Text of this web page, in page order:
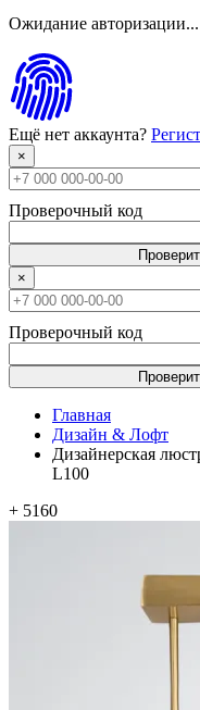
Ожидание авторизации...
Ещё нет аккаунта?
×
Проверочный код
×
Проверочный код
Главная
Дизайн & Лофт
Дизайнерская
L100
+ 5160